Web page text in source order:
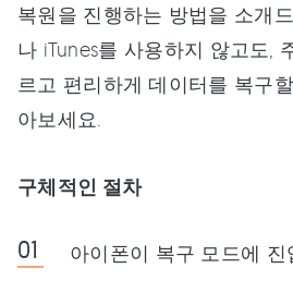
복원을 진행하는 방법을 소개
나 iTunes를 사용하지 않고도,
르고 편리하게 데이터를 복구
아보세요.
구체적인 절차
아이폰이 복구 모드에 진